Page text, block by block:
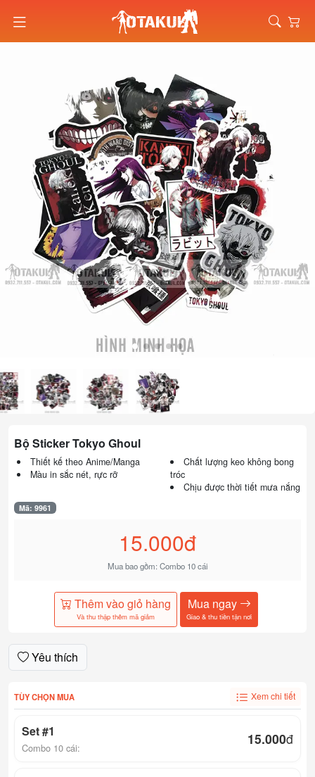
Bộ Sticker Tokyo Ghoul
Thiết kế theo Anime/Manga
Màu in sắc nét, rực rỡ
Chất lượng keo không bong
tróc
Chịu được thời tiết mưa nắng
Mã: 9961
15.000đ
Mua bao gồm: Combo 10 cái
Thêm vào giỏ hàng
Và thu thập thêm mã giảm
Mua ngay
Giao & thu tiền tận nơi
Yêu thích
TÙY CHỌN MUA Xem chi tiết
Set #1
Combo 10 cái:
15.000đ